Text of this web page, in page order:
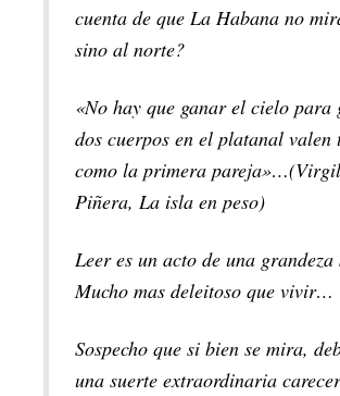
cuenta de que La Habana no
sino al norte?
«No hay que ganar el cielo para
dos cuerpos en el platanal valen
como la primera pareja»…(
Piñera, La isla en peso)
Leer es un acto de una grandeza
Mucho mas deleitoso que vivir…
Sospecho que si bien se mira,
una suerte extraordinaria